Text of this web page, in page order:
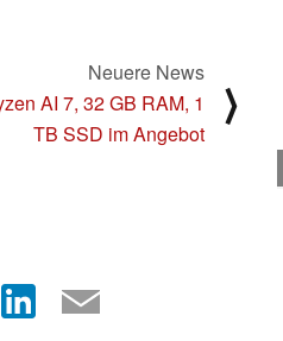
Neuere News
AI 7, 32 GB RAM, 1
TB SSD im Angebot
⟩